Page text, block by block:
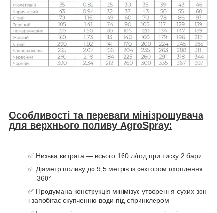
Особливості та переваги мінізрошувача
для верхнього поливу AgroSpray:
✅ Низька витрата — всього 160 л/год при тиску 2 бари.
✅ Діаметр поливу до 9,5 метрів із сектором охоплення
— 360°
✅ Продумана конструкція мінімізує утворення сухих зон
і запобігає скупченню води під спринклером.